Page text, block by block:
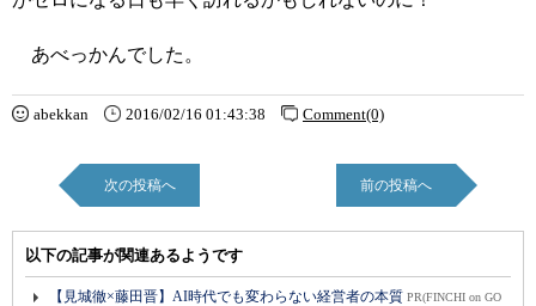
あべっかんでした。
abekkan 2016/02/16 01:43:38 Comment(0)
次の投稿へ 前の投稿へ
以下の記事が関連あるようです
【見城徹×藤田晋】AI時代でも変わらない経営者の本質 PR(FINCHI on GO